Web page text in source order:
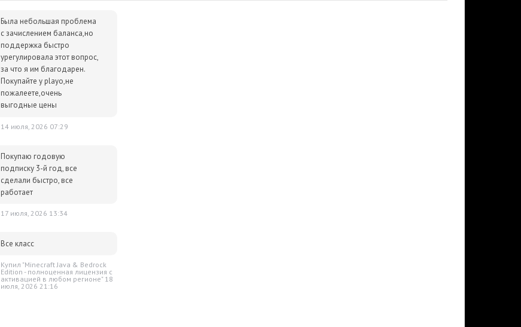
Была небольшая проблема
с зачислением баланса,но
поддержка быстро
урегулировала этот вопрос,
за что я им благодарен.
Покупайте у playo,не
пожалеете,очень
выгодные цены
14 июля, 2026 07:29
Покупаю годовую
подписку 3-й год, все
сделали быстро, все
работает
17 июля, 2026 13:34
Все класс
Купил "Minecraft Java & Bedrock
Edition - полноценная лицензия c
активацией в любом регионе" 18
июля, 2026 21:16